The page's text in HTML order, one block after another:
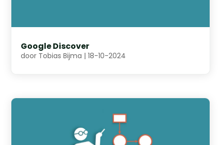
Google Discover
door Tobias Bijma |18-10-2024